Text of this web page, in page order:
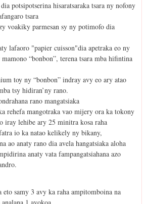
potsipotserina hisaratsaraka tsara ny nofony
tsara
voakiky parmesan sy ny potimofo dia
lafaoro "papier cuisson"dia apetraka eo ny
“bonbon”, terena tsara mba hifintina
toy ny “bonbon” indray avy eo ary atao
tsy hidiran’ny rano.
rano mangatsiaka
rehefa mangotraka vao mijery ora ka tokony
iray lehibe ary 25 minitra kosa raha
io ka natao kelikely ny bikany,
ao anaty rano dia avela hangatsiaka aloha
anaty vata fampangatsiahana azo
samy 3 avy ka raha ampitomboina na